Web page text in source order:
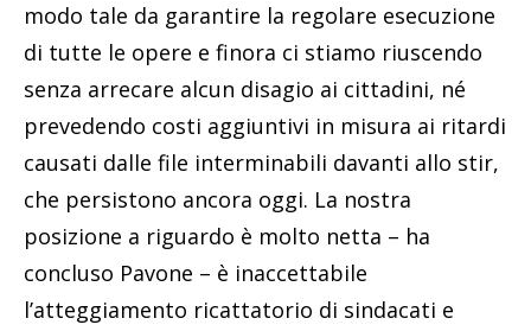
modo tale da garantire la regolare esecuzione
di tutte le opere e finora ci stiamo riuscendo
senza arrecare alcun disagio ai cittadini, né
prevedendo costi aggiuntivi in misura ai ritardi
causati dalle file interminabili davanti allo stir,
che persistono ancora oggi. La nostra
posizione a riguardo è molto netta – ha
concluso Pavone – è inaccettabile
l’atteggiamento ricattatorio di sindacati e